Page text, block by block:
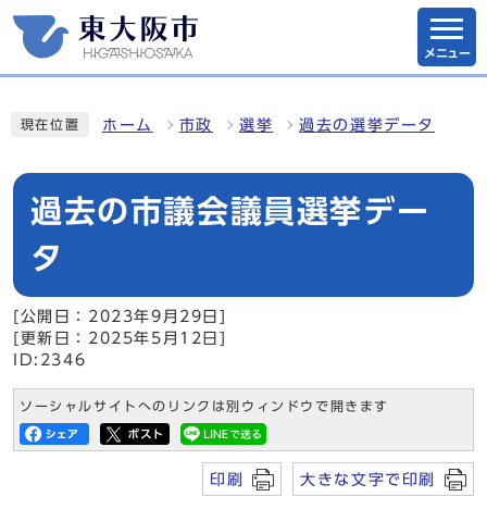
メニュー
現在位置 ホーム 市政 選挙 過去の選挙データ
過去の市議会議員選挙デー
タ
[公開日：2023年9月29日]
[更新日：2025年5月12日]
ID:2346
ソーシャルサイトへのリンクは別ウィンドウで開きます
印刷 大きな文字で印刷